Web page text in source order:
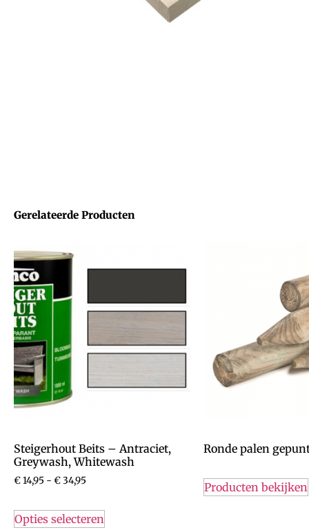
Gerelateerde Producten
Steigerhout Beits – Antraciet,
Greywash, Whitewash
€14,95 - €34,95
Opties selecteren
Ronde palen
Producten bekijken